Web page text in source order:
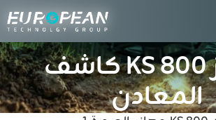
جهاز KS 800 كاشف
المعادن